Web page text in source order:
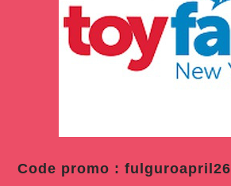
Code promo : fulguroapril26